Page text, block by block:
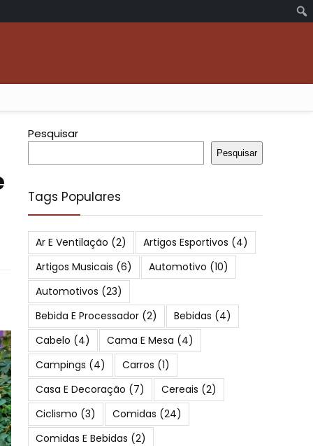
Pesquisar
Pesquisar
Tags Populares
Ar E Ventilação (2) Artigos Esportivos (4)
Artigos Musicais (6) Automotivo (10)
Automotivos (23)
Bebida E Processador (2) Bebidas (4)
Cabelo (4) Cama E Mesa (4)
Campings (4) Carros (1)
Casa E Decoração (7) Cereais (2)
Ciclismo (3) Comidas (24)
Comidas E Bebidas (2)